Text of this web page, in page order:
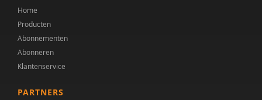
Yvonne Kras
Anneke Louwerse
Dr. M. Althaus
Home
Producten
Abonnementen
Abonneren
Klantenservice
PARTNERS